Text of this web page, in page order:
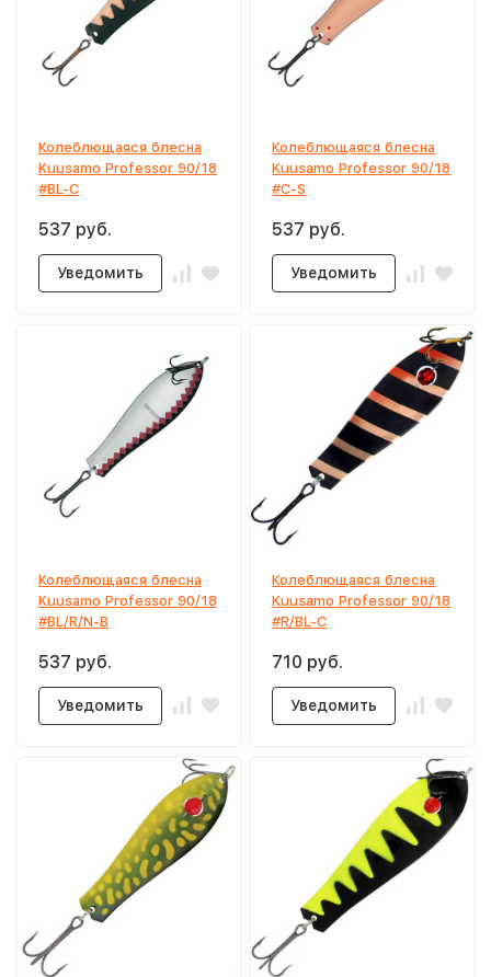
Колеблющаяся блесна
Kuusamo Professor 90/18
#BL-C
537 руб.
Уведомить
Колеблющаяся блесна
Kuusamo Professor 90/18
#C-S
537 руб.
Уведомить
Колеблющаяся блесна
Kuusamo Professor 90/18
#BL/R/N-B
537 руб.
Уведомить
Колеблющаяся блесна
Kuusamo Professor 90/18
#R/BL-C
710 руб.
Уведомить